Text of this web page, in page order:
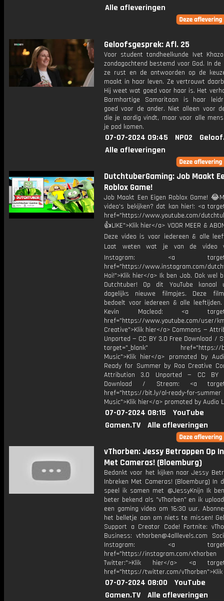
Alle afleveringen
Geloofsgesprek: Afl. 25
Voor student tandheelkunde Ivet
zondagochtend bestemd voor God. In de
ze rust en de antwoorden op de
maakt in haar leven. Ze vertrouwt
Hij weet wat goed voor haar is. Het
Barmhartige Samaritaan is haar
goed voor de ander. Niet alleen voor
die je aardig vindt, maar voor alle
je pad komen.
07-07-2024 09:45 NPO2
Alle afleveringen
DutchtuberGaming: Job Maakt
Roblox Game!
Job Maakt Een Eigen Roblox Game!
video's bekijken? dat kan hier!: <a
href="https://www.youtube.com/
👍LIKE">Klik hier</a> VOOR MEER &
Deze video is voor iedereen & alle
Laat weten wat je van de video
Instagram: <a
href="https://www.instagram.com/
Hoi!">Klik hier</a> Ik ben Job. Ook wel
Dutchtuber! Op dit YouTube kanaal
dagelijks nieuwe filmpjes. Deze
bedoelt voor iedereen & alle
Kevin Macleod: <a
href="https://www.youtube.com/user/
Creative">Klik hier</a> Commons —
Unported — CC BY 3.0 Free Download /
target="_blank" href="https://
Music">Klik hier</a> promoted by
Ready for Summer by Roa Creative
Attribution 3.0 Unported — CC BY
Download / Stream: <a
href="https://bit.ly/al-ready-for-summer
Music">Klik hier</a> promoted by Audio
07-07-2024 08:15
YouTube
Gamen.TV
Alle afleveringen
vThorben: Jessy Betrappen Op
Met Cameras! (Bloemburg)
Bedankt voor het kijken naar Jessy
Inbreken Met Cameras! (Bloemburg) In
speel ik samen met @JessyKnijn Ik
beter bekend als "vThorben" en ik
een gaming video om 16:30 uur.
het belletje aan om niets te missen!
Support a Creator Code! Fortnite:
Business: vthorben@4alllevels.com
Instagram: <a
href="https://instagram.com/vthorben
Twitter:">Klik hier</a> <a
href="https://twitter.com/
07-07-2024 08:00
YouTube
Gamen.TV
Alle afleveringen